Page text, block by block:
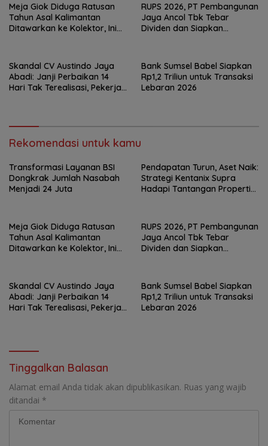
Meja Giok Diduga Ratusan
Tahun Asal Kalimantan
Ditawarkan ke Kolektor, Ini
RUPS 2026, PT Pembangunan
Jaya Ancol Tbk Tebar
Dividen dan Siapkan
Skandal CV Austindo Jaya
Abadi: Janji Perbaikan 14
Hari Tak Terealisasi, Pekerja
Bank Sumsel Babel Siapkan
Rp1,2 Triliun untuk Transaksi
Lebaran 2026
Rekomendasi untuk kamu
Transformasi Layanan BSI
Dongkrak Jumlah Nasabah
Menjadi 24 Juta
Pendapatan Turun, Aset Naik:
Strategi Kentanix Supra
Hadapi Tantangan Properti
Meja Giok Diduga Ratusan
Tahun Asal Kalimantan
Ditawarkan ke Kolektor, Ini
RUPS 2026, PT Pembangunan
Jaya Ancol Tbk Tebar
Dividen dan Siapkan
Skandal CV Austindo Jaya
Abadi: Janji Perbaikan 14
Hari Tak Terealisasi, Pekerja
Bank Sumsel Babel Siapkan
Rp1,2 Triliun untuk Transaksi
Lebaran 2026
Tinggalkan Balasan
Alamat email Anda tidak akan dipublikasikan. Ruas yang wajib
ditandai *